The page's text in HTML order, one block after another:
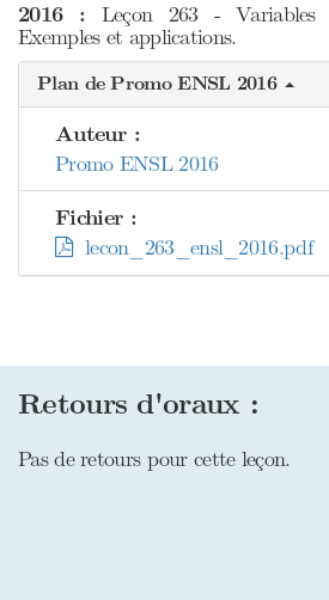
2016 : Leçon 263 - Variables
Exemples et applications.
Plan de Promo ENSL 2016
Auteur :
Promo ENSL 2016
Fichier :
lecon_263_ensl_2016.pdf
Retours d'oraux :
Pas de retours pour cette leçon.